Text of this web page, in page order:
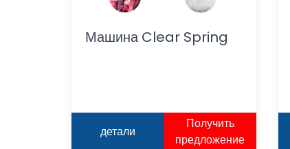
Машина Clear Spring
детали
Получить
предложение